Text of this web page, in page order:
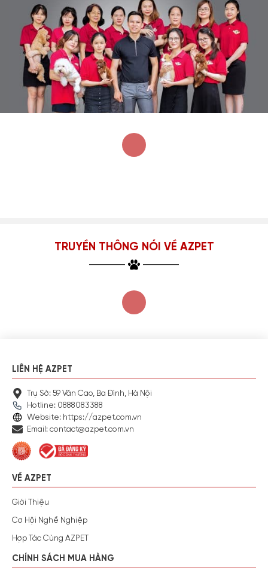
TRUYỀN THÔNG NÓI VỀ AZPET
LIÊN HỆ AZPET
Trụ Sở: 59 Văn Cao, Ba Đình, Hà Nội
Hotline: 0888083388
Website: https://azpet.com.vn
Email: contact@azpet.com.vn
VỀ AZPET
Giới Thiệu
Cơ Hội Nghề Nghiệp
Hợp Tác Cùng AZPET
CHÍNH SÁCH MUA HÀNG